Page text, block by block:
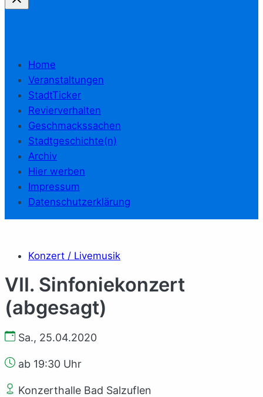
Home
Veranstaltungen
StadtTicker
Revierverhalten
Geschmackssachen
Stadtgeschichte(n)
Archiv
Hier werben
Impressum
Datenschutzerklärung
Konzert / Livemusik
VII. Sinfoniekonzert
(abgesagt)
Sa., 25.04.2020
ab 19:30 Uhr
Konzerthalle Bad Salzuflen